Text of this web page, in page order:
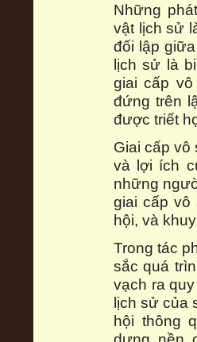
Những
vật lịch sử
đối lập
lịch sử là
giai cấp
đứng trên
được triết
Giai cấp vô
và lợi ích
những
giai cấp vô
hội, và
Trong tác
sắc quá
vạch ra
lịch sử của
hội thông